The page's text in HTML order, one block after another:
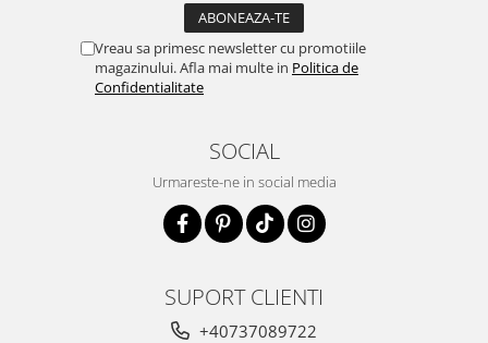
Vreau sa primesc newsletter cu promotiile
magazinului. Afla mai multe in Politica de
Confidentialitate
SOCIAL
Urmareste-ne in social media
SUPORT CLIENTI
+40737089722